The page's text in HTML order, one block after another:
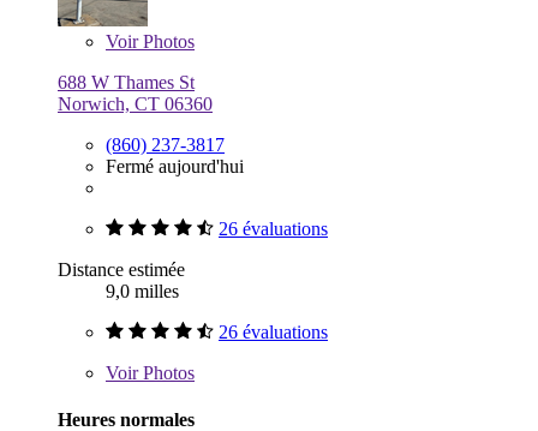
VoirPhotos
688 W Thames St
Norwich, CT 06360
(860) 237-3817
Fermé aujourd'hui
26 évaluations
Distance estimée
9,0 milles
26 évaluations
VoirPhotos
Heures normales